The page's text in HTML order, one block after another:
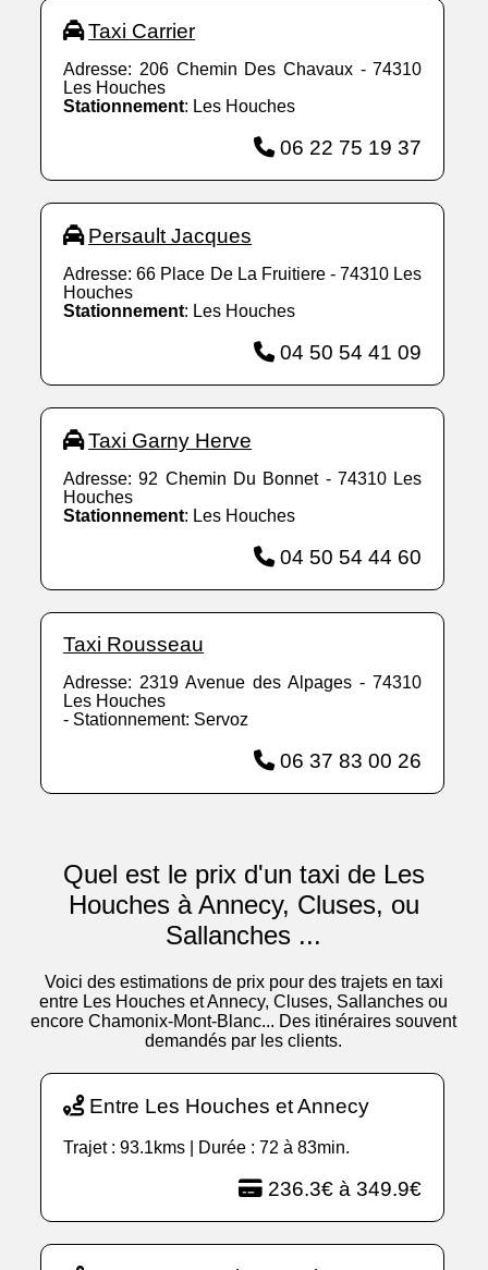
Taxi Carrier
Adresse: 206 Chemin Des Chavaux - 74310
Les Houches
Stationnement: Les Houches
06 22 75 19 37
Persault Jacques
Adresse: 66 Place De La Fruitiere - 74310 Les
Houches
Stationnement: Les Houches
04 50 54 41 09
Taxi Garny Herve
Adresse: 92 Chemin Du Bonnet - 74310 Les
Houches
Stationnement: Les Houches
04 50 54 44 60
Taxi Rousseau
Adresse: 2319 Avenue des Alpages - 74310
Les Houches
- Stationnement: Servoz
06 37 83 00 26
Quel est le prix d'un taxi de Les
Houches à Annecy, Cluses, ou
Sallanches ...
Voici des estimations de prix pour des trajets en taxi
entre Les Houches et Annecy, Cluses, Sallanches ou
encore Chamonix-Mont-Blanc... Des itinéraires souvent
demandés par les clients.
Entre Les Houches et Annecy
Trajet : 93.1kms | Durée : 72 à 83min.
236.3€ à 349.9€